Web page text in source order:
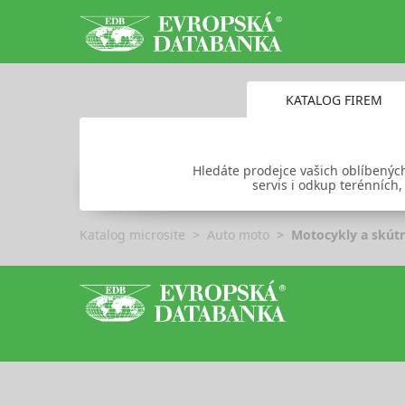
KATALOG FIREM
Hledáte prodejce vašich
servis i odkup
Katalog microsite Auto moto Motocykly a